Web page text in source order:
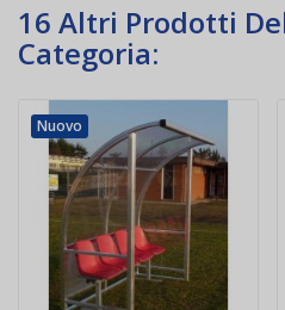
16 Altri Prodotti
Categoria:
Nuovo